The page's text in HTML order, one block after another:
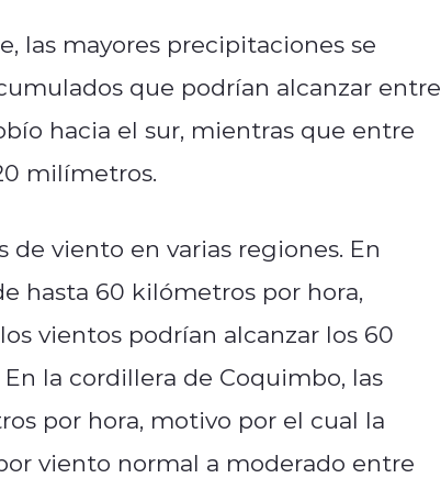
las mayores precipitaciones se
que podrían alcanzar entre
hacia el sur, mientras que entre
milímetros.
viento en varias regiones. En
hasta 60 kilómetros por hora,
vientos podrían alcanzar los 60
la cordillera de Coquimbo, las
por hora, motivo por el cual la
viento normal a moderado entre